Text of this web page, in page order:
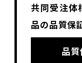
共同受注体
品の品質保
品質